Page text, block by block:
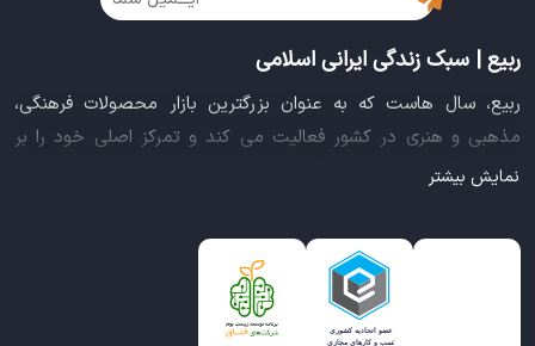
ربیع | سبک زندگی ایرانی اسلامی
ربیع، سال هاست که به عنوان بزرگترین بازار محصولات فرهنگی،
مذهبی و هنری در کشور فعالیت می کند و تمرکز اصلی خود را بر
سبک زندگی ایرانی اسلامی قرار داده است. این بازار مجموعه کاملی از
شما را برای خرید اینترنتی کالاهای فرهنگی، مذهبی و هنری برآورده
ایده خلاقانه عرضه محصولات فرهنگی در بستر اینترنت باعث شد تا
ربیع، علاوه بر داشتن نماد اعتماد الکترونیکی و مجوز سازمان صنفی
نمایش بیشتر